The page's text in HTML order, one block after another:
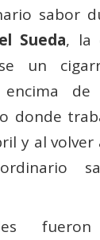
sabor
Sueda, la
un
encima
donde
y al